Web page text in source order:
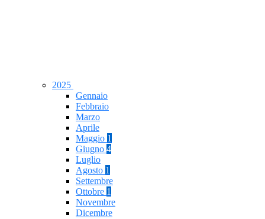
2025
Gennaio
Febbraio
Marzo
Aprile
Maggio 1
Giugno 4
Luglio
Agosto 1
Settembre
Ottobre 1
Novembre
Dicembre